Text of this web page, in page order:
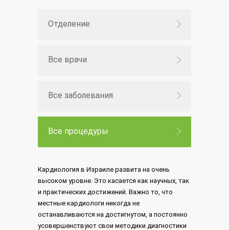
Отделение
Все врачи
Все заболевания
Все процедуры
Кардиология в Израиле развита на очень
высоком уровне. Это касается как научных, так
и практических достижений. Важно то, что
местные кардиологи никогда не
останавливаются на достигнутом, а постоянно
усовершенствуют свои методики диагностики